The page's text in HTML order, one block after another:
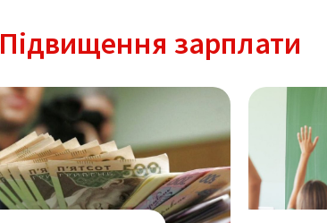
Підвищення зарплати